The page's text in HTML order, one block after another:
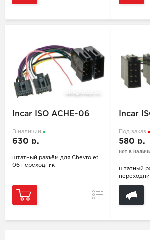
Incar ISO ACHE-06
В наличии
630 р.
штатный разъём для Chevrolet
06 переходник
Сравнение
Incar
Под заказ
580 р.
нет в
штатный